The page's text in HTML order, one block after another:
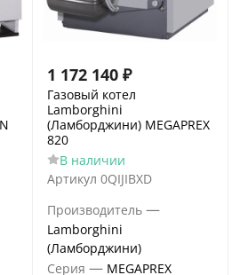
1 172 140 ₽
Газовый котел
Lamborghini
(Ламборджини) MEGAPREX
820
В наличии
Артикул 0QIJIBXD
Производитель —
Lamborghini
(Ламборджини)
Серия — MEGAPREX